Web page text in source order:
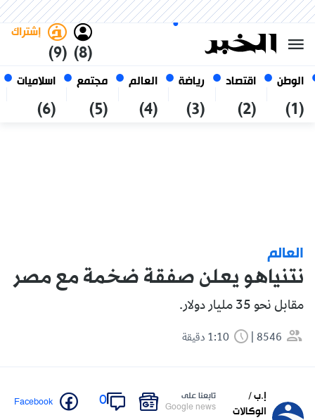
الوطن
(1)
اقتصاد
(2)
رياضة
(3)
العالم
(4)
مجتمع
(5)
اسلاميات
(6)
(8)
إشتراك
(9)
أغسطس 2026
الجزائر
العالم
نتنياهو يعلن صفقة ضخمة مع مصر
مقابل نحو 35 مليار دولار.
8546
إ.ب /
الوكالات
تابعنا على
Google news
0
Facebook